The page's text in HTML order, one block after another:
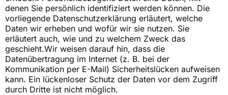
denen Sie persönlich identifiziert werden können. Die
vorliegende Datenschutzerklärung erläutert, welche
Daten wir erheben und wofür wir sie nutzen. Sie
erläutert auch, wie und zu welchem Zweck das
geschieht.Wir weisen darauf hin, dass die
Datenübertragung im Internet (z. B. bei der
Kommunikation per E-Mail) Sicherheitslücken aufweisen
kann. Ein lückenloser Schutz der Daten vor dem Zugriff
durch Dritte ist nicht möglich.